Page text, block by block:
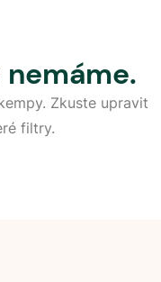
nemáme.
Zkuste upravit
filtry.